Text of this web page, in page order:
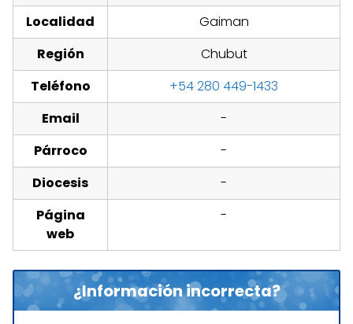
Localidad
Gaiman
Región
Chubut
Teléfono
+54 280 449-1433
Email
-
Párroco
-
Diocesis
-
Página
web
-
¿Información incorrecta?